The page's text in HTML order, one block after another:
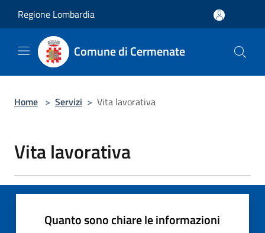
Regione Lombardia
Comune di Cermenate
Home > Servizi > Vita lavorativa
Vita lavorativa
Quanto sono chiare le informazioni